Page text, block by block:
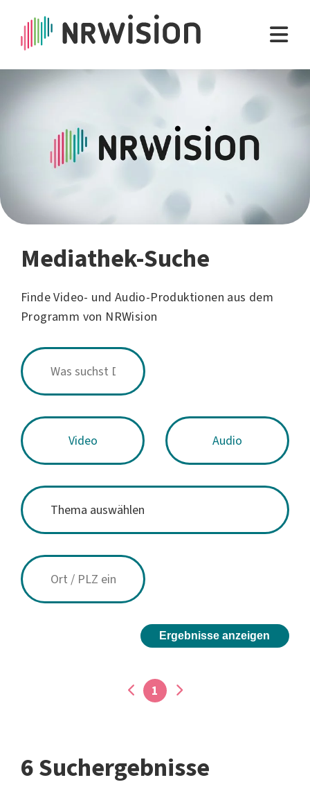
Mediathek-Suche
Finde Video- und Audio-Produktionen aus dem
Programm von NRWision
Video Audio
Ergebnisse anzeigen
1
6 Suchergebnisse